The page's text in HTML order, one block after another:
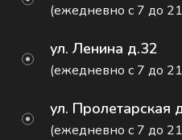
(ежедневно с 7 до
ул. Ленина д.32
(ежедневно с 7 до
ул. Пролетарская
(ежедневно с 7 до